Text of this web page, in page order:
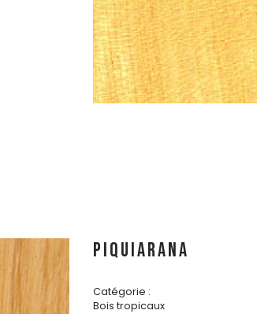
PIQUIARANA
Catégorie :
Bois tropicaux